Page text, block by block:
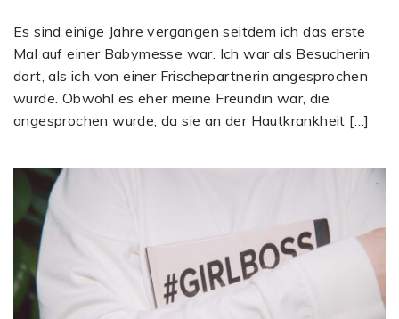
Es sind einige Jahre vergangen seitdem ich das erste
Mal auf einer Babymesse war. Ich war als Besucherin
dort, als ich von einer Frischepartnerin angesprochen
wurde. Obwohl es eher meine Freundin war, die
angesprochen wurde, da sie an der Hautkrankheit […]